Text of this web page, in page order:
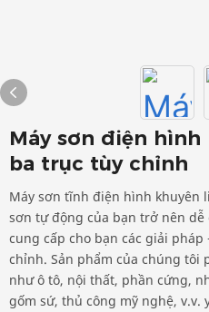
Máy sơn điện
ba trục tùy chỉnh
Máy sơn tĩnh điện hình khuyên
sơn tự động của bạn trở nên dễ
cung cấp cho bạn các giải
chỉnh. Sản phẩm của chúng tôi
như ô tô, nội thất, phần cứng,
gốm sứ, thủ công mỹ nghệ, v.v.